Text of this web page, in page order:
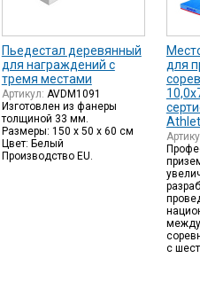
Пьедестал деревянный
для награждений с
тремя местами
Артикул: AVDM1091
Изготовлен из фанеры
толщиной 33 мм.
Размеры: 150 х 50 х 60 см
Цвет: Белый
Производство EU.
для
с